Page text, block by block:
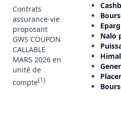
Contrats
assurance-vie
proposant
GWS COUPON
CALLABLE
MARS 2026 en
unité de
compte(1)
Nalo